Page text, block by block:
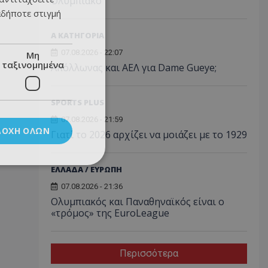
07.08.2026 - 22:07
Απόλλωνας και ΑΕΛ για Dame Gueye;
SPORTS PLUS
07.08.2026 - 21:59
Γιατί το 2026 αρχίζει να μοιάζει με το 1929
ΕΛΛΑΔΑ / ΕΥΡΩΠΗ
07.08.2026 - 21:36
Ολυμπιακός και Παναθηναϊκός είναι ο
«τρόμος» της EuroLeague
Περισσότερα
στιγμή
Μη
ταξινομημένα
ΌΛΩΝ